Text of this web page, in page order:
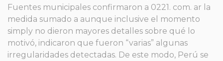
Fuentes municipales confirmaron a 0221. com. ar la
medida sumado a aunque inclusive el momento
simply no dieron mayores detalles sobre qué lo
motivó, indicaron que fueron “varias” algunas
irregularidades detectadas. De este modo, Perú se